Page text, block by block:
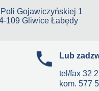
Gojawiczyńskiej 1
109 Gliwice Łabędy
Lub
tel/fax 32
kom. 577